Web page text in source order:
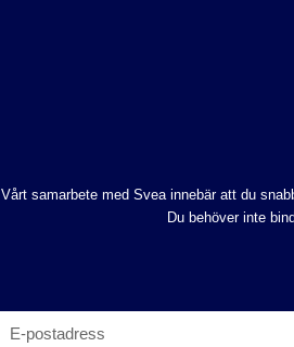
Vårt samarbete med Svea innebär att du
Du behöver inte